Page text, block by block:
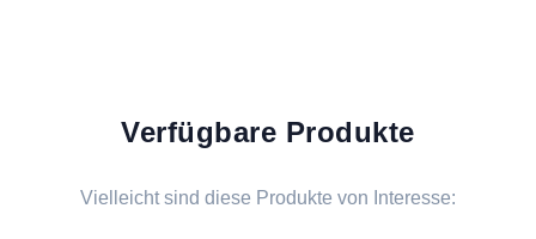
Verfügbare Produkte
Vielleicht sind diese Produkte von Interesse: